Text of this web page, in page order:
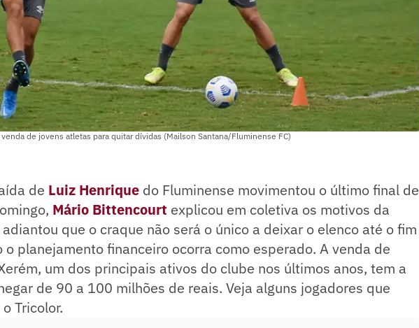
de jovens atletas para quitar dívidas (Mailson Santana/Fluminense FC)
de Luiz Henrique do Fluminense movimentou o último final de
Mário Bittencourt explicou em coletiva os motivos da
que o craque não será o único a deixar o elenco até o fim
o planejamento financeiro ocorra como esperado. A venda de
um dos principais ativos do clube nos últimos anos, tem a
de 90 a 100 milhões de reais. Veja alguns jogadores que
Tricolor.